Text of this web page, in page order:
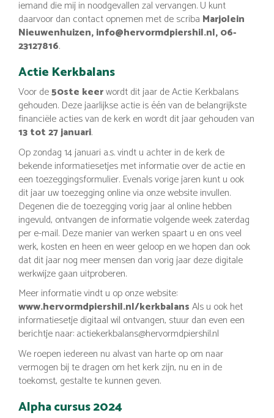
iemand die mij in noodgevallen zal vervangen. U kunt
daarvoor dan contact opnemen met de scriba Marjolein
Nieuwenhuizen, info@hervormdpiershil.nl, 06-
23127816.
Actie Kerkbalans
Voor de50ste keerwordt dit jaar de Actie Kerkbalans
gehouden. Deze jaarlijkse actie is één van de belangrijkste
financiële acties van de kerk en wordt dit jaar gehouden van
13 tot 27 januari.
Op zondag 14 januari a.s. vindt u achter in de kerk de
bekende informatiesetjes met informatie over de actie en
een toezeggingsformulier. Evenals vorige jaren kunt u ook
dit jaar uw toezegging online via onze website invullen.
Degenen die de toezegging vorig jaar al online hebben
ingevuld, ontvangen de informatie volgende week zaterdag
per e-mail. Deze manier van werken spaart u en ons veel
werk, kosten en heen en weer geloop en we hopen dan ook
dat dit jaar nog meer mensen dan vorig jaar deze digitale
werkwijze gaan uitproberen.
Meer informatie vindt u op onze website:
www.hervormdpiershil.nl/kerkbalansAls u ook het
informatiesetje digitaal wil ontvangen, stuur dan even een
berichtje naar: actiekerkbalans@hervormdpiershil.nl
We roepen iedereen nu alvast van harte op om naar
vermogen bij te dragen om het kerk zijn, nu en in de
toekomst, gestalte te kunnen geven.
Alpha cursus 2024